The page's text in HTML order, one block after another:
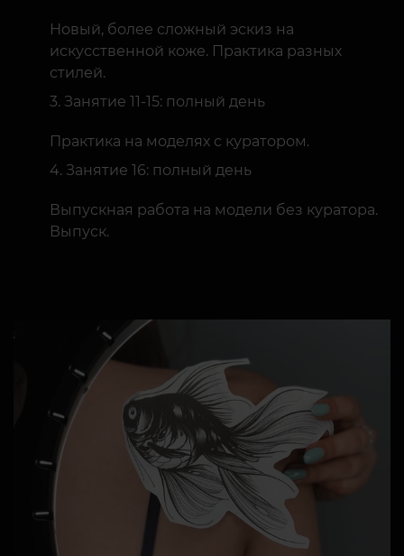
Новый, более сложный эскиз на
искусственной коже. Практика разных
стилей.
Занятие 11-15: полный день
Практика на моделях с куратором.
Занятие 16: полный день
Выпускная работа на модели без куратора.
Выпуск.